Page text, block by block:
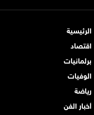
الرئيسية
اقتصاد
برلمانيات
الوفيات
رياضة
أخبار الفن